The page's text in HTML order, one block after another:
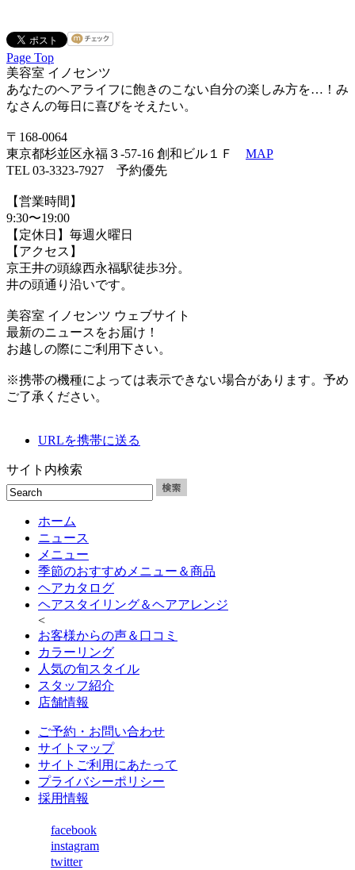
Page Top
美容室 イノセンツ
あなたのヘアライフに飽きのこない自分の楽しみ方を…！み
なさんの毎日に喜びをそえたい。
〒168-0064
東京都杉並区永福３-57-16 創和ビル１Ｆ MAP
TEL 03-3323-7927 予約優先
【営業時間】
9:30〜19:00
【定休日】毎週火曜日
【アクセス】
京王井の頭線西永福駅徒歩3分。
井の頭通り沿いです。
美容室 イノセンツ ウェブサイト
最新のニュースをお届け！
お越しの際にご利用下さい。
※携帯の機種によっては表示できない場合があります。予め
ご了承ください。
URLを携帯に送る
サイト内検索
ホーム
ニュース
メニュー
季節のおすすめメニュー＆商品
ヘアカタログ
ヘアスタイリング＆ヘアアレンジ
<
お客様からの声＆口コミ
カラーリング
人気の旬スタイル
スタッフ紹介
店舗情報
ご予約・お問い合わせ
サイトマップ
サイトご利用にあたって
プライバシーポリシー
採用情報
facebook
instagram
twitter